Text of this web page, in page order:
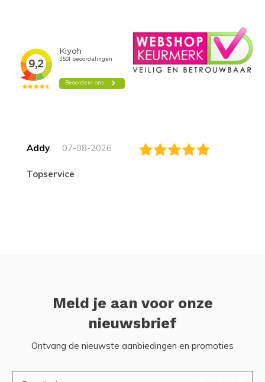
Addy 07-08-2026
topservice
Meld je aan voor onze
nieuwsbrief
Ontvang de nieuwste aanbiedingen en promoties